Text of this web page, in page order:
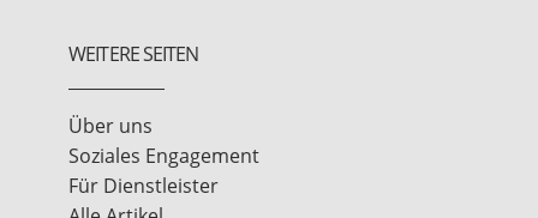
WEITERE SEITEN
Über uns
Soziales Engagement
Für Dienstleister